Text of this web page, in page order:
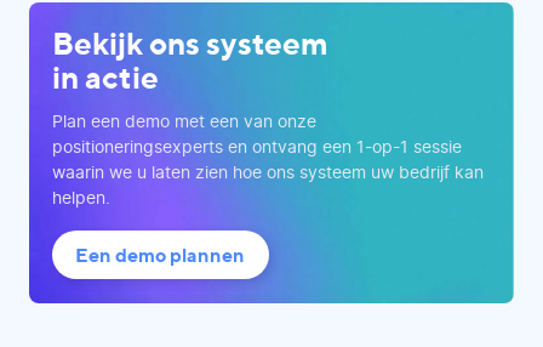
Bekijk ons systeem
in actie
Plan een demo met een van onze
positioneringsexperts en ontvang een 1-op-1 sessie
waarin we u laten zien hoe ons systeem uw bedrijf kan
helpen.
Een demo plannen